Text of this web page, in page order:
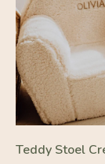
-10%
Teddy Stoel